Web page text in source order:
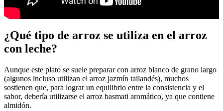
¿Qué tipo de arroz se utiliza en el arroz
con leche?
Aunque este plato se suele preparar con arroz blanco de grano largo
(algunos incluso utilizan el arroz jazmín tailandés), muchos
sostienen que, para lograr un equilibrio entre la consistencia y el
sabor, debería utilizarse el arroz basmati aromático, ya que contiene
almidón.